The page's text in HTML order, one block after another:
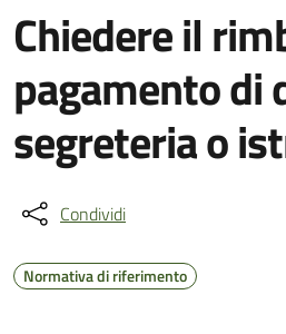
Chiedere il
pagamento di
segreteria o
Condividi
Normativa di riferimento